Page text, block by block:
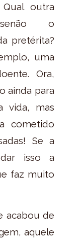
Qual outra
o
pretérita?
uma
Ora,
ainda para
vida, mas
cometido
Se a
isso a
faz muito
acabou de
aquele